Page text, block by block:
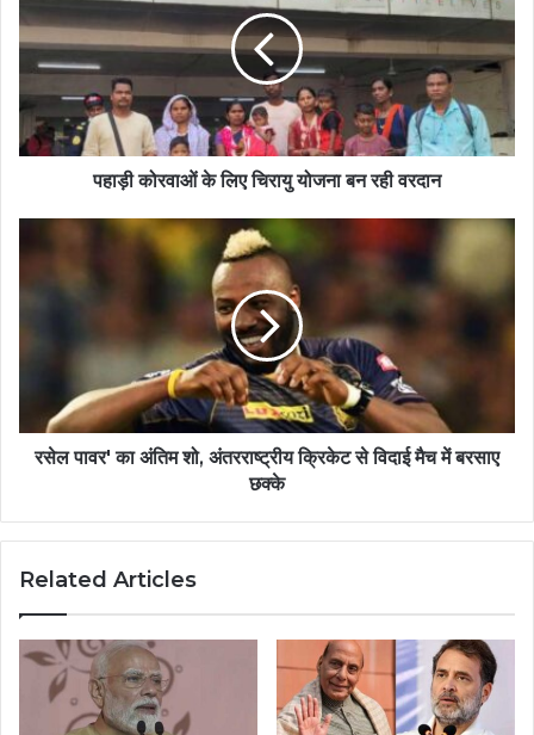
पहाड़ी कोरवाओं के लिए चिरायु योजना बन रही वरदान
रसेल पावर' का अंतिम शो, अंतरराष्ट्रीय क्रिकेट से विदाई मैच में बरसाए
छक्के
Related Articles